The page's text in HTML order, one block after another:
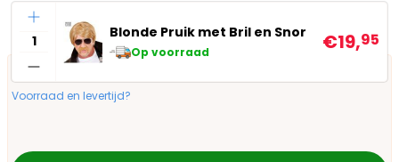
Aantal
Blonde Pruik met Bril en Snor
Op voorraad €19,95
Voorraad en levertijd?